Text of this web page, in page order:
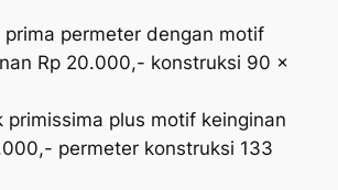
prima permeter dengan motif
Rp 20.000,- konstruksi 90 x
primissima plus motif keinginan
permeter konstruksi 133